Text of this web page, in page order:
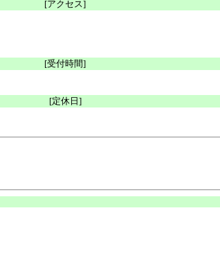
[アクセス]
[受付時間]
[定休日]